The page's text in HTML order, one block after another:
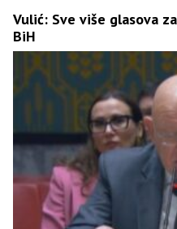
Vulić: Sve više glasova
BiH